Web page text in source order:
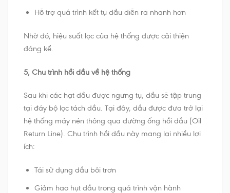
Hỗ trợ quá trình kết tụ dầu diễn ra nhanh hơn
Nhờ đó, hiệu suất lọc của hệ thống được cải thiện
đáng kể.
5, Chu trình hồi dầu về hệ thống
Sau khi các hạt dầu được ngưng tụ, dầu sẽ tập trung
tại đáy bộ lọc tách dầu. Tại đây, dầu được đưa trở lại
hệ thống máy nén thông qua đường ống hồi dầu (Oil
Return Line). Chu trình hồi dầu này mang lại nhiều lợi
ích:
Tái sử dụng dầu bôi trơn
Giảm hao hụt dầu trong quá trình vận hành